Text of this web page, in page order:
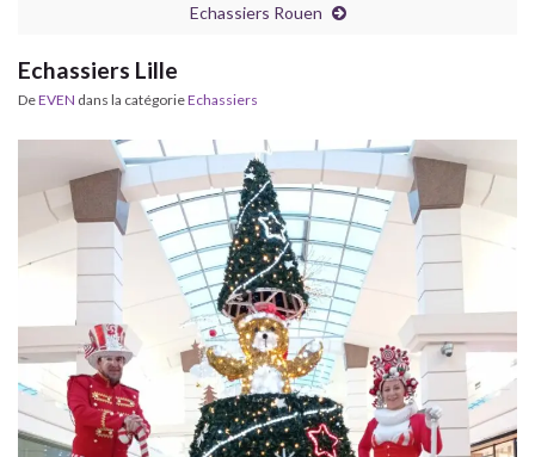
Echassiers Rouen
Echassiers Lille
DeEVEN dans la catégorieEchassiers